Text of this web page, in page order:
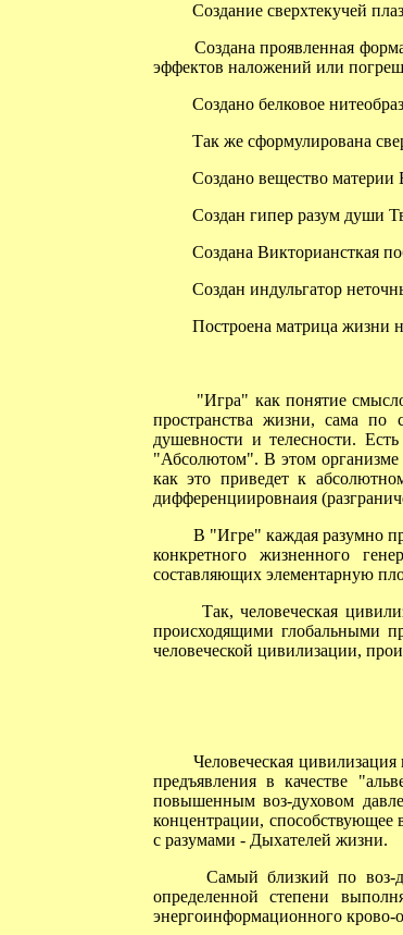
Создание сверхтекучей
Создана проявленная
эффектов наложений или
Создано белковое
Так же сформулирована
Создано вещество материи
Создан гипер разум души
Создана Викториансткая
Создан индульгатор
Построена матрица жизни
"Игра" как понятие
пространства жизни, сама по
душевности и телесности.
"Абсолютом". В этом организме
как это приведет к
дифференциировнаия
В "Игре" каждая разумно
конкретного жизненного
составляющих элементарную
Так, человеческая
происходящими глобальными
человеческой цивилизации,
Человеческая цивилизация
предъявления в качестве
повышенным воз-духовом
концентрации,
с разумами - Дыхателей жизни.
Самый близкий по воз-
определенной степени
энергоинформационного крово-